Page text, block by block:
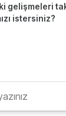
gelişmeleri
istersiniz?